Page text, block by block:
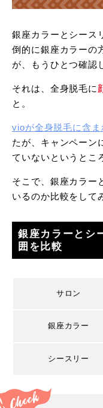
銀座カラーとシース
倒的に銀座カラーの
が、もうひとつ確認
それは、全身脱毛に
と。
vioが全身脱毛に含
たが、キャンペーン
ていないというとこ
そこで、銀座カラー
いるのか比較をして
銀座カラーとシ
囲を比較
サロン
銀座カラー
シースリー